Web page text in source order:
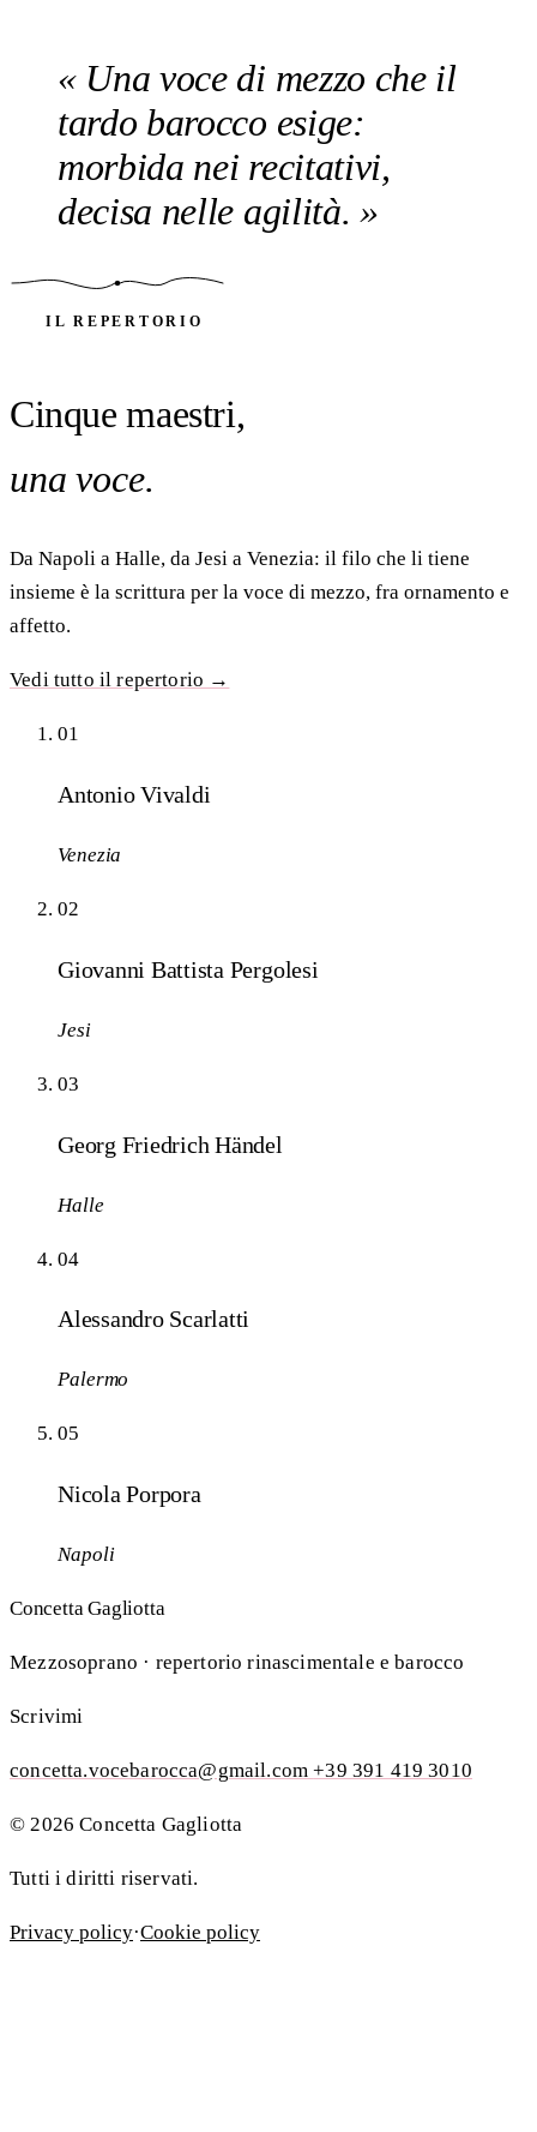
Una voce di mezzo che il
tardo barocco esige:
morbida nei recitativi,
decisa nelle agilità.
IL REPERTORIO
Cinque maestri,
una voce.
Da Napoli a Halle, da Jesi a Venezia: il filo che li tiene
insieme è la scrittura per la voce di mezzo, fra ornamento e
affetto.
Vedi tutto il repertorio →
01
Antonio Vivaldi
Venezia
02
Giovanni Battista Pergolesi
Jesi
03
Georg Friedrich Händel
Halle
04
Alessandro Scarlatti
Palermo
05
Nicola Porpora
Napoli
Concetta Gagliotta
Mezzosoprano · repertorio rinascimentale e barocco
Scrivimi
concetta.vocebarocca@gmail.com+39 391 419 3010
© 2026 Concetta Gagliotta
Tutti i diritti riservati.
Privacy policy·Cookie policy